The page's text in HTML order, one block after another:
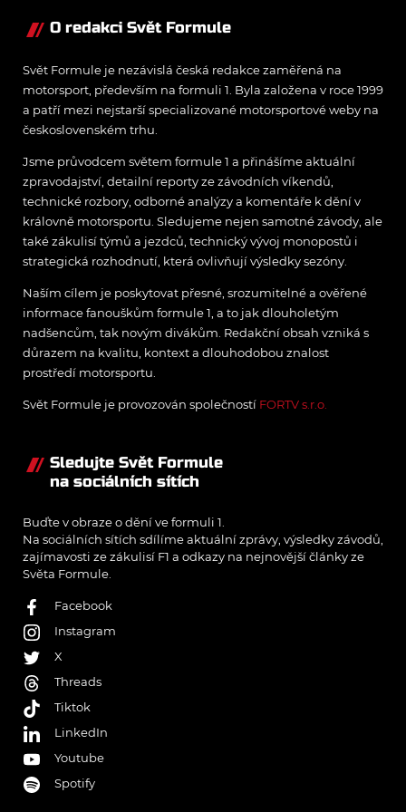
rozhovoru pro oficiální
O redakci Svět Formule
Svět Formule je nezávislá česká redakce zaměřená na
motorsport, především na formuli 1. Byla založena v roce 1999
a patří mezi nejstarší specializované motorsportové weby na
československém trhu.
Jsme průvodcem světem formule 1 a přinášíme aktuální
zpravodajství, detailní reporty ze závodních víkendů,
technické rozbory, odborné analýzy a komentáře k dění v
královně motorsportu. Sledujeme nejen samotné závody, ale
také zákulisí týmů a jezdců, technický vývoj monopostů i
strategická rozhodnutí, která ovlivňují výsledky sezóny.
Naším cílem je poskytovat přesné, srozumitelné a ověřené
informace fanouškům formule 1, a to jak dlouholetým
nadšencům, tak novým divákům. Redakční obsah vzniká s
důrazem na kvalitu, kontext a dlouhodobou znalost
prostředí motorsportu.
Svět Formule je provozován společností FORTV s.r.o.
Sledujte Svět Formule
na sociálních sítích
Buďte v obraze o dění ve formuli 1.
Na sociálních sítích sdílíme aktuální zprávy, výsledky závodů,
zajímavosti ze zákulisí F1 a odkazy na nejnovější články ze
Světa Formule.
Facebook
Instagram
X
Threads
Tiktok
LinkedIn
Youtube
Spotify